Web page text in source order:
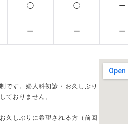
◯ ◯ ー
ー ー ー
です。婦人科初診・お久しぶり
ておりません。
久しぶりに希望される方（前回